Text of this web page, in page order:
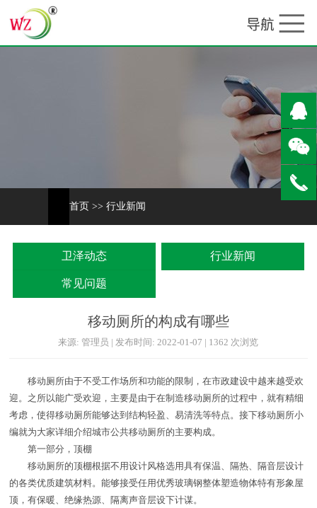
首页 >> 行业新闻
卫泽动态 行业新闻
常见问题
移动厕所的构成有哪些
来源: 管理员 | 发布时间: 2022-01-07 | 1362 次浏览
移动厕所由于不受工作场所和功能的限制，在市政建设中越来越受欢
迎。之所以能广受欢迎，主要是由于在制造移动厕所的过程中，就有精细
考虑，使得移动厕所能够达到结构轻盈、易清洗等特点。接下移动厕所小
编就为大家详细介绍城市公共移动厕所的主要构成。
第一部分，顶棚
移动厕所的顶棚根据不用设计风格选用具有保温、隔热、隔音层设计
的各类优质建筑材料。能够接受任用优秀玻璃钢整体塑造物体特有形象屋
顶，有保暖、绝缘热源、隔离声音层设下计谋。